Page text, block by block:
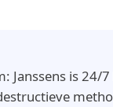
Janssens is 24/